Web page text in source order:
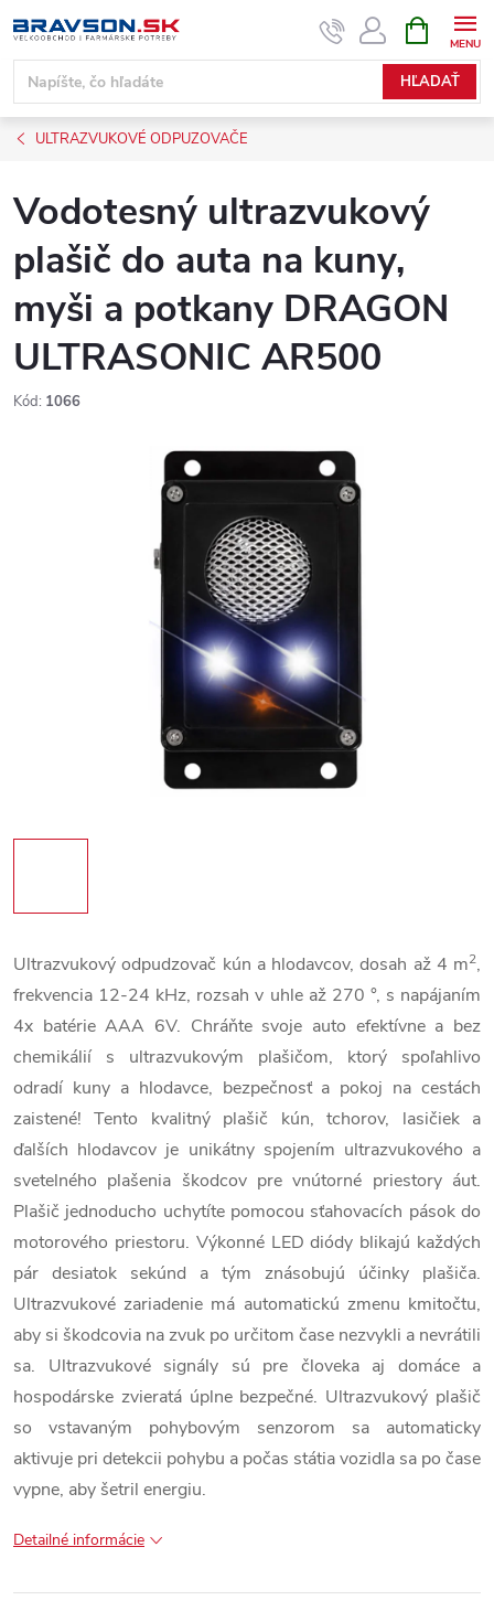
na
obsah
HĽADAŤ
KOŠÍK
ULTRAZVUKOVÉ ODPUZOVAČE
Vodotesný ultrazvukový
plašič do auta na kuny,
myši a potkany DRAGON
ULTRASONIC AR500
Kód: 1066
Ultrazvukový odpudzovač kún a hlodavcov, dosah až 4 m2,
frekvencia 12-24 kHz, rozsah v uhle až 270 °, s napájaním
4x batérie AAA 6V. Chráňte svoje auto efektívne a bez
chemikálií s ultrazvukovým plašičom, ktorý spoľahlivo
odradí kuny a hlodavce, bezpečnosť a pokoj na cestách
zaistené! Tento kvalitný plašič kún, tchorov, lasičiek a
ďalších hlodavcov je unikátny spojením ultrazvukového a
svetelného plašenia škodcov pre vnútorné priestory áut.
Plašič jednoducho uchytíte pomocou sťahovacích pások do
motorového priestoru. Výkonné LED diódy blikajú každých
pár desiatok sekúnd a tým znásobujú účinky plašiča.
Ultrazvukové zariadenie má automatickú zmenu kmitočtu,
aby si škodcovia na zvuk po určitom čase nezvykli a nevrátili
sa. Ultrazvukové signály sú pre človeka aj domáce a
hospodárske zvieratá úplne bezpečné. Ultrazvukový plašič
so vstavaným pohybovým senzorom sa automaticky
aktivuje pri detekcii pohybu a počas státia vozidla sa po čase
vypne, aby šetril energiu.
Detailné informácie